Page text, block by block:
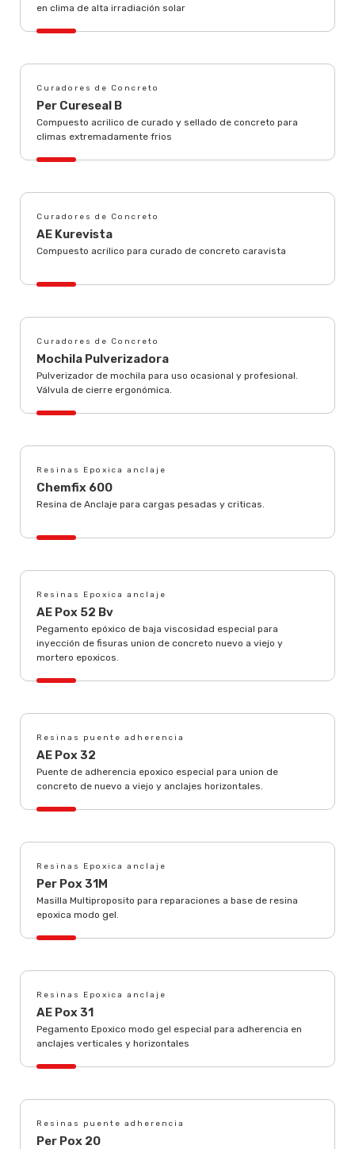
en clima de alta irradiación solar
Curadores de Concreto
Per Cureseal B
Compuesto acrilico de curado y sellado de concreto para
climas extremadamente frios
Curadores de Concreto
AE Kurevista
Compuesto acrilico para curado de concreto caravista
Curadores de Concreto
Mochila Pulverizadora
Pulverizador de mochila para uso ocasional y profesional.
Válvula de cierre ergonómica.
Resinas Epoxica anclaje
Chemfix 600
Resina de Anclaje para cargas pesadas y criticas.
Resinas Epoxica anclaje
AE Pox 52 Bv
Pegamento epóxico de baja viscosidad especial para
inyección de fisuras union de concreto nuevo a viejo y
mortero epoxicos.
Resinas puente adherencia
AE Pox 32
Puente de adherencia epoxico especial para union de
concreto de nuevo a viejo y anclajes horizontales.
Resinas Epoxica anclaje
Per Pox 31M
Masilla Multiproposito para reparaciones a base de resina
epoxica modo gel.
Resinas Epoxica anclaje
AE Pox 31
Pegamento Epoxico modo gel especial para adherencia en
anclajes verticales y horizontales
Resinas puente adherencia
Per Pox 20